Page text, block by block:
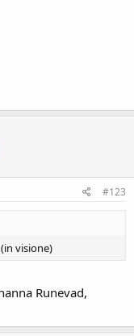
#123
visione)
Runevad,